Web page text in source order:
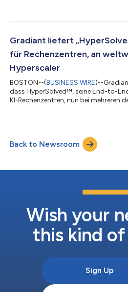
von ClearVision Ventures und
Expansion von Gradiant
strategischer Akquisitionen,
Gradiant liefert
für Rechenzentren, an
Hyperscaler
BOSTON--(BUSINESS WIRE)--
dass HyperSolved™, seine End-to-
KI-Rechenzentren, nun bei mehreren
wobei sich die weltweite
2025 und 2035 voraussichtlich
Anlagen der nächsten Generation
Back to Newsroom
Wish your
this kind
Sign Up